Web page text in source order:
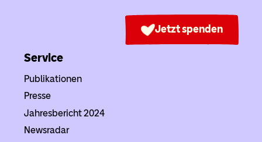
Jetzt spenden
Service
Publikationen
Presse
Jahresbericht 2024
Newsradar